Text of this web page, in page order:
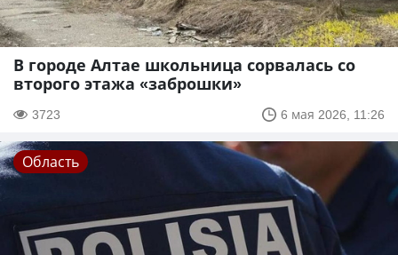
В городе Алтае школьница сорвалась со
второго этажа «заброшки»
3723 6 мая 2026, 11:26
Область